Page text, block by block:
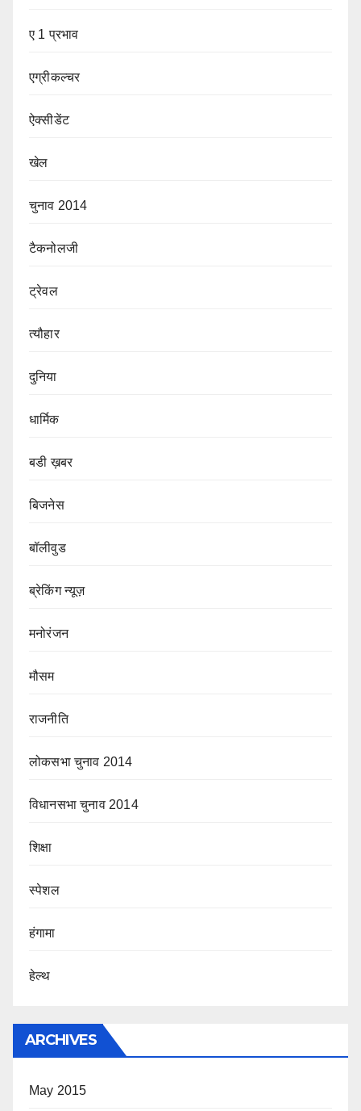
ए 1 प्रभाव
एग्रीकल्चर
ऐक्सीडेंट
खेल
चुनाव 2014
टैकनोलजी
ट्रेवल
त्यौहार
दुनिया
धार्मिक
बडी ख़बर
बिजनेस
बॉलीवुड
ब्रेकिंग न्यूज़
मनोरंजन
मौसम
राजनीति
लोकसभा चुनाव 2014
विधानसभा चुनाव 2014
शिक्षा
स्पेशल
हंगामा
हेल्थ
ARCHIVES
May 2015